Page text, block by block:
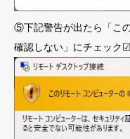
⑤下記警告が出たら「こ
確認しない」にチェック